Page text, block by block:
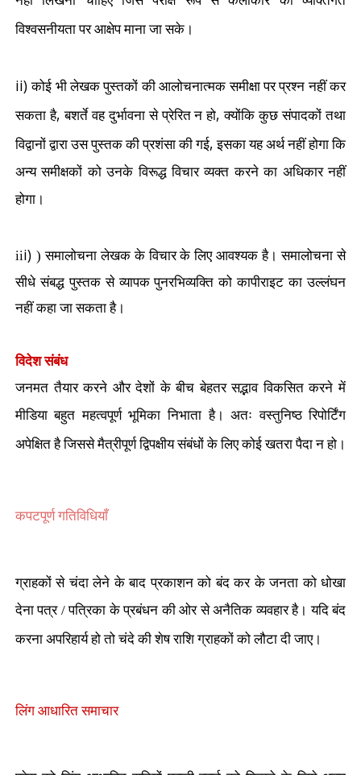
विश्वसनीयता पर आक्षेप माना जा सके।
ii)कोई भी लेखक पुस्तकों की आलोचनात्मक समीक्षा पर प्रश्न नहीं कर
सकता है,बशर्ते वह दुर्भावना से प्रेरित न हो,क्योंकि कुछ संपादकों तथा
विद्वानों द्वारा उस पुस्तक की प्रशंसा की गई,इसका यह अर्थ नहीं होगा कि
अन्य समीक्षकों को उनके विरूद्ध विचार व्यक्त करने का अधिकार नहीं
होगा।
iii) )समालोचना लेखक के विचार के लिए आवश्यक है। समालोचना से
सीधे संबद्ध पुस्तक से व्यापक पुनरभिव्यक्ति को कापीराइट का उल्लंघन
नहीं कहा जा सकता है।
विदेश संबंध
जनमत तैयार करने और देशों के बीच बेहतर सद्भाव विकसित करने में
मीडिया बहुत महत्वपूर्ण भूमिका निभाता है। अतः वस्तुनिष्ठ रिपोर्टिंग
अपेक्षित है जिससे मैत्रीपूर्ण द्विपक्षीय संबंधों के लिए कोई खतरा पैदा न हो।
कपटपूर्ण गतिविधियाँ
ग्राहकों से चंदा लेने के बाद प्रकाशन को बंद कर के जनता को धोखा
देना पत्र / पत्रिका के प्रबंधन की ओर से अनैतिक व्यवहार है। यदि बंद
करना अपरिहार्य हो तो चंदे की शेष राशि ग्राहकों को लौटा दी जाए।
लिंग आधारित समाचार